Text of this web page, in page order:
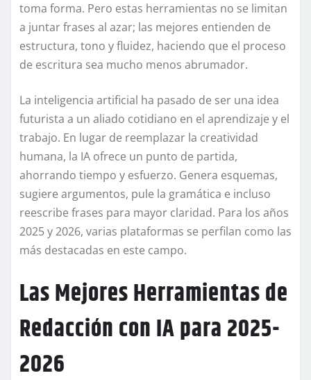
toma forma. Pero estas herramientas no se limitan
a juntar frases al azar; las mejores entienden de
estructura, tono y fluidez, haciendo que el proceso
de escritura sea mucho menos abrumador.
La inteligencia artificial ha pasado de ser una idea
futurista a un aliado cotidiano en el aprendizaje y el
trabajo. En lugar de reemplazar la creatividad
humana, la IA ofrece un punto de partida,
ahorrando tiempo y esfuerzo. Genera esquemas,
sugiere argumentos, pule la gramática e incluso
reescribe frases para mayor claridad. Para los años
2025 y 2026, varias plataformas se perfilan como las
más destacadas en este campo.
Las Mejores Herramientas de
Redacción con IA para 2025-
2026